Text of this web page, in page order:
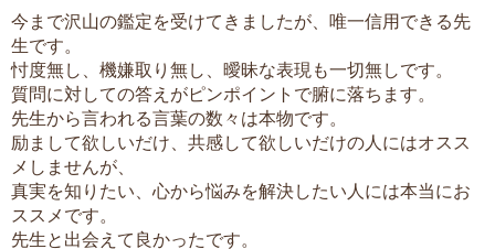
今まで沢山の鑑定を受けてきましたが、唯一信用できる先
生です。
忖度無し、機嫌取り無し、曖昧な表現も一切無しです。
質問に対しての答えがピンポイントで腑に落ちます。
先生から言われる言葉の数々は本物です。
励まして欲しいだけ、共感して欲しいだけの人にはオスス
メしませんが、
真実を知りたい、心から悩みを解決したい人には本当にお
ススメです。
先生と出会えて良かったです。